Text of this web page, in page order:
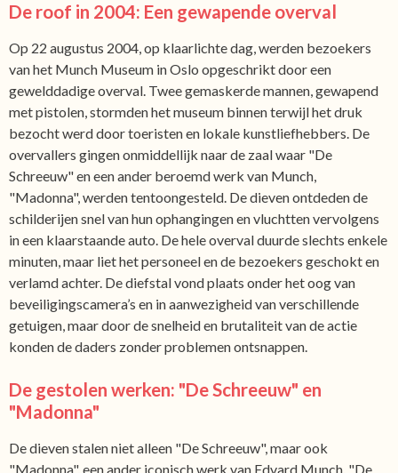
De roof in 2004: Een gewapende overval
Op 22 augustus 2004, op klaarlichte dag, werden bezoekers
van het Munch Museum in Oslo opgeschrikt door een
gewelddadige overval. Twee gemaskerde mannen, gewapend
met pistolen, stormden het museum binnen terwijl het druk
bezocht werd door toeristen en lokale kunstliefhebbers. De
overvallers gingen onmiddellijk naar de zaal waar "De
Schreeuw" en een ander beroemd werk van Munch,
"Madonna", werden tentoongesteld. De dieven ontdeden de
schilderijen snel van hun ophangingen en vluchtten vervolgens
in een klaarstaande auto. De hele overval duurde slechts enkele
minuten, maar liet het personeel en de bezoekers geschokt en
verlamd achter. De diefstal vond plaats onder het oog van
beveiligingscamera’s en in aanwezigheid van verschillende
getuigen, maar door de snelheid en brutaliteit van de actie
konden de daders zonder problemen ontsnappen.
De gestolen werken: "De Schreeuw" en
"Madonna"
De dieven stalen niet alleen "De Schreeuw", maar ook
"Madonna", een ander iconisch werk van Edvard Munch. "De